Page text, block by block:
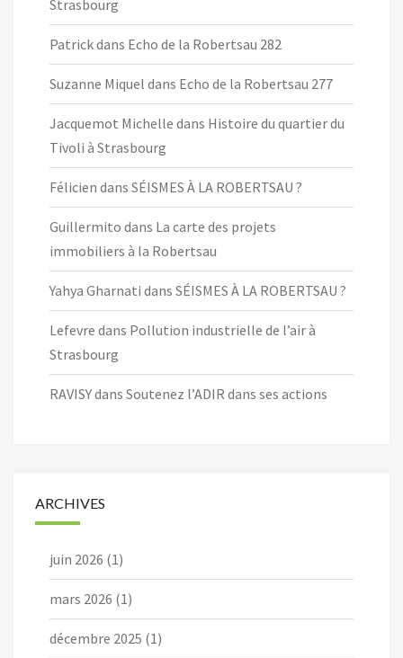
Strasbourg
Patrickdans Echo de la Robertsau 282
Suzanne Miquel dans Echo de la Robertsau 277
Jacquemot Michelle dans Histoire du quartier du
Tivoli à Strasbourg
Félicien dans SÉISMES À LA ROBERTSAU ?
Guillermito dans La carte des projets
immobiliers à la Robertsau
Yahya Gharnati dans SÉISMES À LA ROBERTSAU ?
Lefevre dans Pollution industrielle de l’air à
Strasbourg
RAVISYdans Soutenez l’ADIR dans ses actions
ARCHIVES
juin 2026 (1)
mars 2026 (1)
décembre 2025 (1)